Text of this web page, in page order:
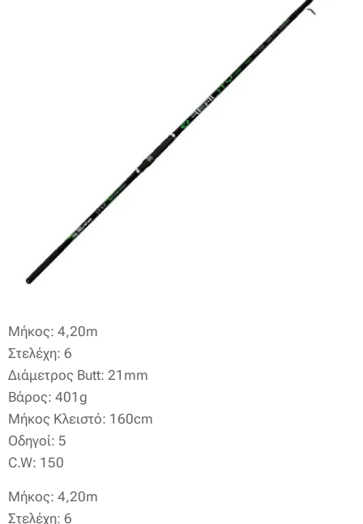
Μήκος: 4,20m
Στελέχη: 6
Διάμετρος Butt: 21mm
Βάρος: 401g
Μήκος Κλειστό: 160cm
Oδηγοί: 5
C.W: 150
Μήκος: 4,20m
Στελέχη: 6